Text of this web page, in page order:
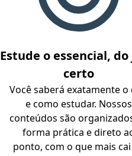
Estude o essencial,
certo
Você saberá exatamente o
e como estudar. Nossos
conteúdos são
forma prática e direto
ponto, com o que mais